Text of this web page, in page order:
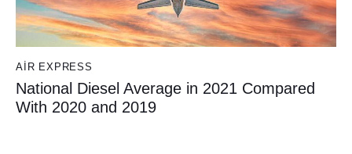
AIR EXPRESS
National Diesel Average in 2021 Compared
With 2020 and 2019